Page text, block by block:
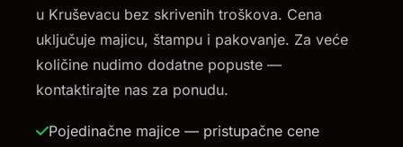
u Kruševacu bez skrivenih troškova. Cena
uključuje majicu, štampu i pakovanje. Za veće
količine nudimo dodatne popuste —
kontaktirajte nas za ponudu.
Pojedinačne majice — pristupačne cene